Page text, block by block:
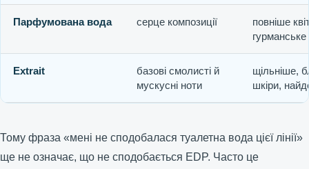
Парфумована вода серце композиції
повніше
Extrait
базові смолисті й
мускусні ноти
щільніше,
шкіри,
Тому фраза «мені не сподобалася туалетна вода цієї лінії»
ще не означає, що не сподобається EDP. Часто це